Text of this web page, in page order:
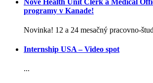
programy v Kanade!
Novinka! 12 a 24 mesačný pracovno-
Internship USA – Video spot
...